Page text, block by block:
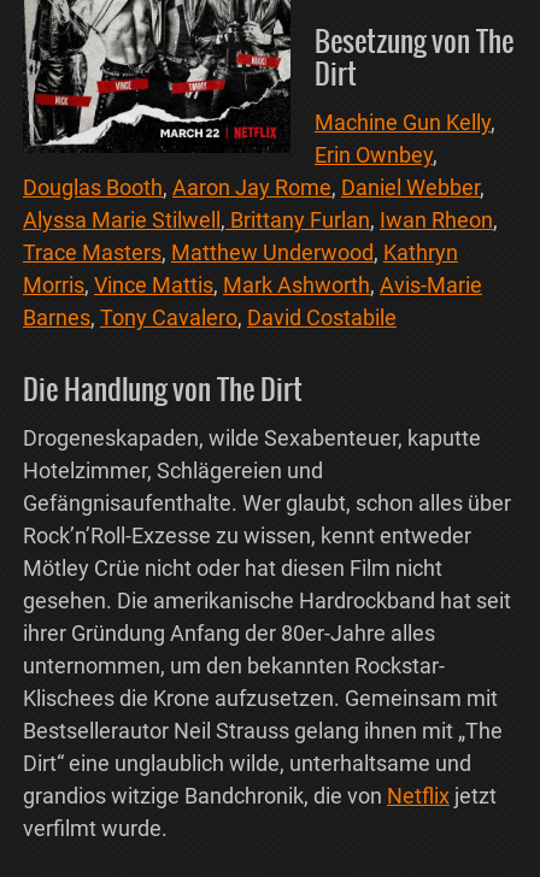
Besetzung von The
Dirt
Machine Gun Kelly,
Erin Ownbey,
Douglas Booth, Aaron Jay Rome, Daniel Webber,
Alyssa Marie Stilwell, Brittany Furlan, Iwan Rheon,
Trace Masters, Matthew Underwood, Kathryn
Morris, Vince Mattis, Mark Ashworth, Avis-Marie
Barnes, Tony Cavalero, David Costabile
Die Handlung von The Dirt
Drogeneskapaden, wilde Sexabenteuer, kaputte
Hotelzimmer, Schlägereien und
Gefängnisaufenthalte. Wer glaubt, schon alles über
Rock’n’Roll-Exzesse zu wissen, kennt entweder
Mötley Crüe nicht oder hat diesen Film nicht
gesehen. Die amerikanische Hardrockband hat seit
ihrer Gründung Anfang der 80er-Jahre alles
unternommen, um den bekannten Rockstar-
Klischees die Krone aufzusetzen. Gemeinsam mit
Bestsellerautor Neil Strauss gelang ihnen mit „The
Dirt“ eine unglaublich wilde, unterhaltsame und
grandios witzige Bandchronik, die von Netflixjetzt
verfilmt wurde.